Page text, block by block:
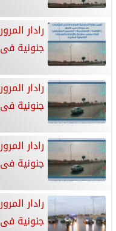
جنونية فى 24 ساعة
جنونية فى 24 ساعة
جنونية فى 24 ساعة
جنونية فى 24 ساعة